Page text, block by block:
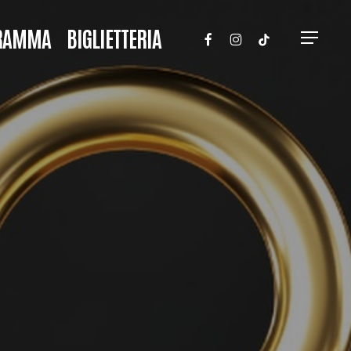
BIGLIETTERIA FACEBOOK
INSTAGRAM
TIKTOK Menu